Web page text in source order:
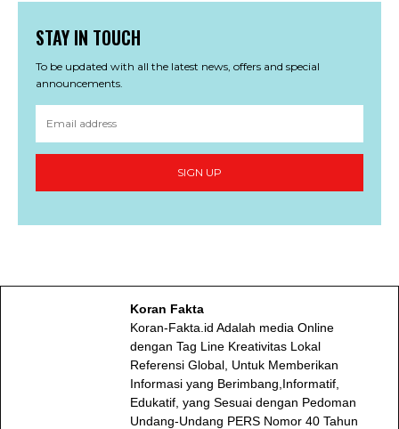
STAY IN TOUCH
To be updated with all the latest news, offers and special
announcements.
SIGN UP
Koran Fakta
Koran-Fakta.id Adalah media Online
dengan Tag Line Kreativitas Lokal
Referensi Global, Untuk Memberikan
Informasi yang Berimbang,Informatif,
Edukatif, yang Sesuai dengan Pedoman
Undang-Undang PERS Nomor 40 Tahun